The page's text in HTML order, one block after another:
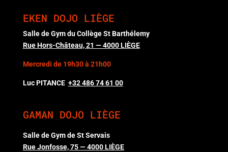
EKEN DOJO LIÈGE
Salle de Gym du Collège St Barthélemy
Rue Hors-Château, 21 — 4000 LIÈGE
Mercredi de 19h30 à 21h00
Luc PITANCE +32 486 74 61 00
GAMAN DOJO LIÈGE
Salle de Gym de St Servais
Rue Jonfosse, 75 — 4000 LIÈGE